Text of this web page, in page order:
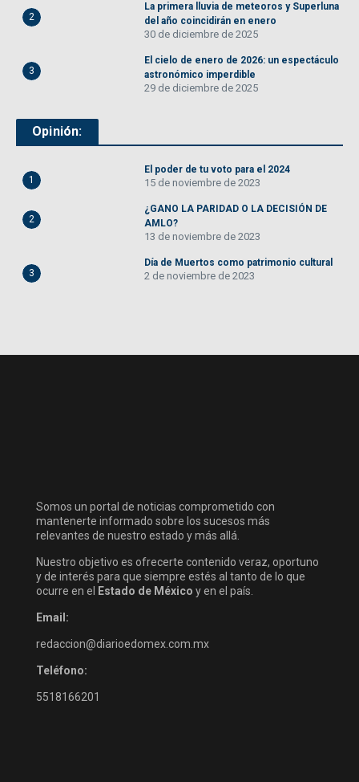
2
La primera lluvia de meteoros y Superluna
del año coincidirán en enero
30 de diciembre de 2025
3
El cielo de enero de 2026: un espectáculo
astronómico imperdible
29 de diciembre de 2025
Opinión:
1
El poder de tu voto para el 2024
15 de noviembre de 2023
2
¿GANO LA PARIDAD O LA DECISIÓN DE
AMLO?
13 de noviembre de 2023
3
Día de Muertos como patrimonio cultural
2 de noviembre de 2023
Somos un portal de noticias comprometido con
mantenerte informado sobre los sucesos más
relevantes de nuestro estado y más allá.
Nuestro objetivo es ofrecerte contenido veraz, oportuno
y de interés para que siempre estés al tanto de lo que
ocurre en el
Estado de México y en el país.
Email:
redaccion@diarioedomex.com.mx
Teléfono:
5518166201